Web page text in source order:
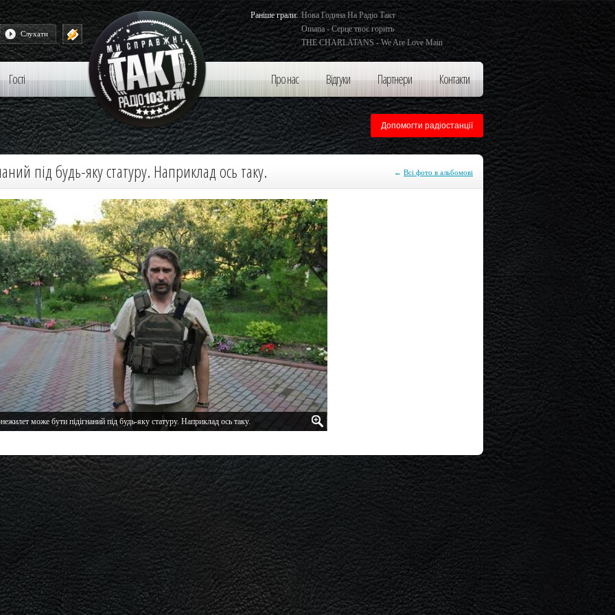
Romax - Батько наш Бандера
Слухати
Нова Година На Радіо Такт
Omana - Серце твоє горить
THE CHARLATANS - We Are Love Main
Раніше грали:
Гості Контакти
Партнери
Відгуки
Про нас
Допомогти радіостанції
під будь-яку статуру. Наприклад ось таку. ← Всі фото в альбомові
може бути підігнаний під будь-яку статуру. Наприклад ось таку.